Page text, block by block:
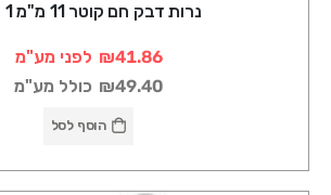
נרות דבק חם קוטר 11 מ"מ 1 ק"ג
₪41.86 לפני מע"מ
₪49.40 כולל מע"מ
הוסף לסל